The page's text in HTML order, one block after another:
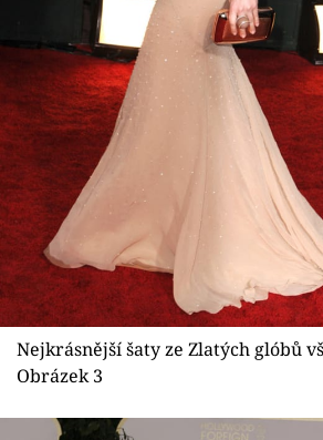
Nejkrásnější šaty ze Zlatých glóbů
Obrázek 3